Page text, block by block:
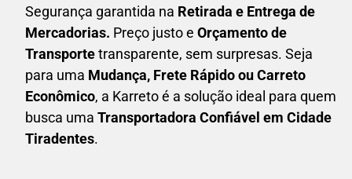
Segurança garantida na Retirada e Entrega de
Mercadorias. Preço justo e Orçamento de
Transportetransparente, sem surpresas. Seja
para uma Mudança, Frete Rápido ou Carreto
Econômico, a Karretoé a solução ideal para quem
busca uma Transportadora Confiável em Cidade
Tiradentes.